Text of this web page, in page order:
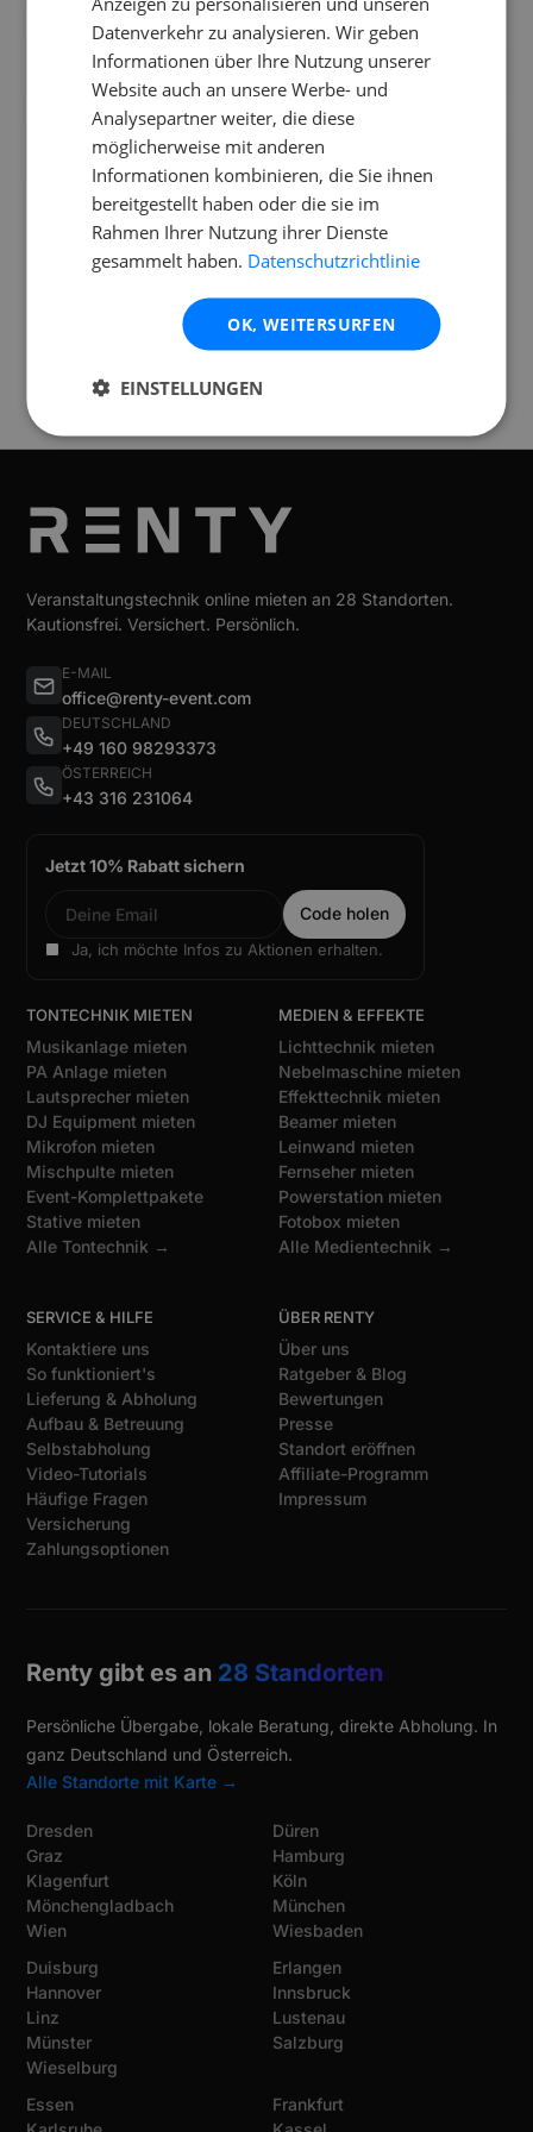
Wie groß und schwer ist der Showtec
Indigo 150?
Was ist im Mietpreis des Showtec Indigo
150 enthalten?
Verfügbar an folgendenStandorten
München
Veranstaltungstechnik online mieten an 28 Standorten.
Kautionsfrei. Versichert. Persönlich.
E-MAIL
office@renty-event.com
DEUTSCHLAND
+49 160 98293373
ÖSTERREICH
+43 316 231064
Jetzt 10% Rabatt sichern
Ja, ich möchte Infos zu Aktionen erhalten.
TONTECHNIK MIETEN
Musikanlage mieten
PA Anlage mieten
Lautsprecher mieten
DJ Equipment mieten
Mikrofon mieten
Mischpulte mieten
Event-Komplettpakete
Stative mieten
Alle Tontechnik →
MEDIEN & EFFEKTE
Lichttechnik mieten
Nebelmaschine mieten
Effekttechnik mieten
Beamer mieten
Leinwand mieten
Fernseher mieten
Powerstation mieten
Fotobox mieten
Alle Medientechnik →
SERVICE & HILFE
Kontaktiere uns
So funktioniert's
Lieferung & Abholung
Aufbau & Betreuung
Selbstabholung
Video-Tutorials
Häufige Fragen
Versicherung
Zahlungsoptionen
ÜBER RENTY
Über uns
Ratgeber & Blog
Bewertungen
Presse
Standort eröffnen
Affiliate-Programm
Impressum
Renty gibt es an 28 Standorten
Persönliche Übergabe, lokale Beratung, direkte Abholung. In
ganz Deutschland und Österreich.
Alle Standorte mit Karte →
Dresden
Graz
Klagenfurt
Mönchengladbach
Wien
Düren
Hamburg
Köln
München
Wiesbaden
Duisburg
Hannover
Linz
Münster
Wieselburg
Erlangen
Innsbruck
Lustenau
Salzburg
Essen
Frankfurt
Datenverkehr zu analysieren. Wir geben
Informationen über Ihre Nutzung unserer
Website auch an unsere Werbe- und
Analysepartner weiter, die diese
möglicherweise mit anderen
Informationen kombinieren, die Sie ihnen
bereitgestellt haben oder die sie im
Rahmen Ihrer Nutzung ihrer Dienste
gesammelt haben. Datenschutzrichtlinie
OK, WEITERSURFEN
EINSTELLUNGEN